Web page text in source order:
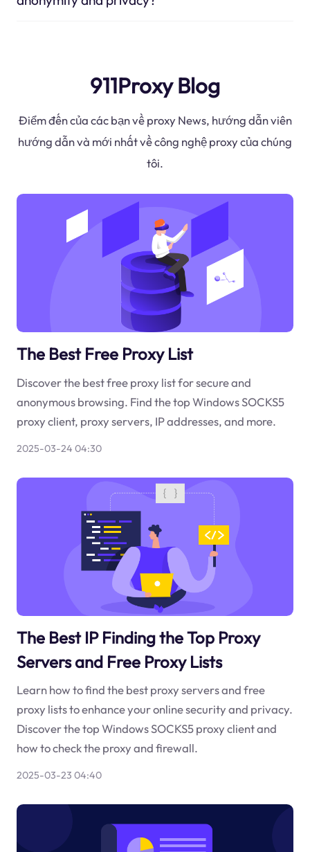
911Proxy Blog
Điểm đến của các bạn về proxy News, hướng dẫn viên
hướng dẫn và mới nhất về công nghệ proxy của chúng
tôi.
The Best Free Proxy List
Discover the best free proxy list for secure and
anonymous browsing. Find the top Windows SOCKS5
proxy client, proxy servers, IP addresses, and more.
2025-03-24 04:30
The Best IP Finding the Top Proxy
Servers and Free Proxy Lists
Learn how to find the best proxy servers and free
proxy lists to enhance your online security and privacy.
Discover the top Windows SOCKS5 proxy client and
how to check the proxy and firewall.
2025-03-23 04:40